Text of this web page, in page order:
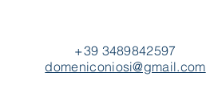
+39 3489842597
domeniconiosi@gmail.com